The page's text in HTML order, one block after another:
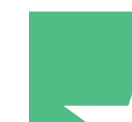
Paquetes de
Paga según el uso con